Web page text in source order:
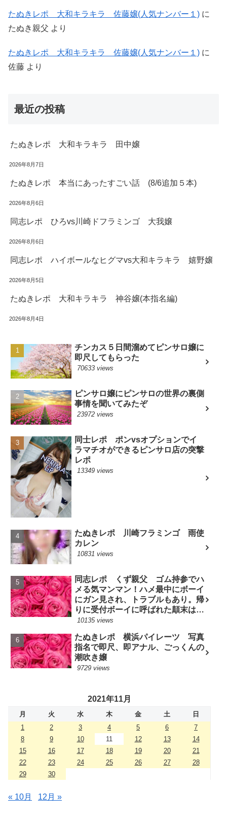
たぬきレポ 大和キラキラ 佐藤嬢(人気ナンバー１) に
たぬき親父 より
たぬきレポ 大和キラキラ 佐藤嬢(人気ナンバー１) に
佐藤 より
最近の投稿
たぬきレポ 大和キラキラ 田中嬢
2026年8月7日
たぬきレポ 本当にあったすごい話 (8/6追加５本)
2026年8月6日
同志レポ ひろvs川崎ドフラミンゴ 大我嬢
2026年8月6日
同志レポ ハイボールなヒグマvs大和キラキラ 嬉野嬢
2026年8月5日
たぬきレポ 大和キラキラ 神谷嬢(本指名編)
2026年8月4日
チンカス５日間溜めてピンサロ嬢に
即尺してもらった
70633 views
ピンサロ嬢にピンサロの世界の裏側
事情を聞いてみたぞ
23972 views
同士レポ ポンvsオプションでイ
ラマチオができるピンサロ店の突撃
レポ
13349 views
たぬきレポ 川崎フラミンゴ 雨使
カレン
10831 views
同志レポ くず親父 ゴム持参でハ
メる気マンマン！ハメ最中にボーイ
にガン見され、トラブルもあり。帰
りに受付ボーイに呼ばれた顛末は？
(7/10現役嬢)
10135 views
たぬきレポ 横浜パイレーツ 写真
指名で即尺、即アナル、ごっくんの
潮吹き嬢
9729 views
2021年11月
月 火 水 木 金 土
日
1
2 3 4 5 6
7
8
9 10 11 12 13
14
15
16 17 18 19 20
21
22
23 24 25 26 27
28
29
30
« 10月 12月 »